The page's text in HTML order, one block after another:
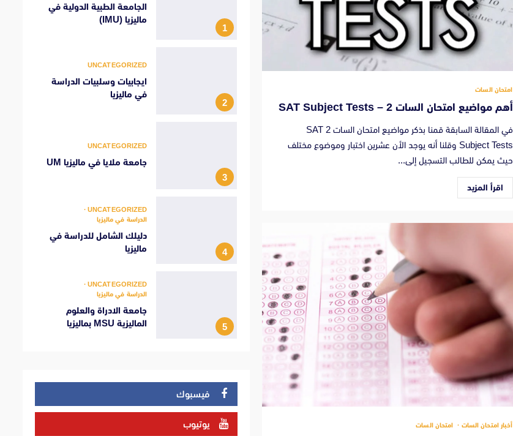
امتحان السات
أهم مواضيع امتحان السات 2 – SAT Subject Tests
في المقالة السابقة قمنا بذكر مواضيع امتحان السات 2 SAT
Subject Tests وقلنا أنه يوجد الأن عشرين اختبار وموضوع مختلف
حيث يمكن للطالب التسجيل إلى...
اقرأ المزيد
أخبار امتحان السات امتحان السات
1
الجامعة الطبية الدولية في
ماليزيا (IMU)
2
UNCATEGORIZED
ايجابيات وسلبيات الدراسة
في ماليزيا
3
UNCATEGORIZED
جامعة ملايا في ماليزيا UM
4
UNCATEGORIZED
الدراسة في ماليزيا
دليلك الشامل للدراسة في
ماليزيا
5
UNCATEGORIZED
الدراسة في ماليزيا
جامعة الادراة والعلوم
الماليزية MSU بماليزيا
فيسبوك
يوتيوب